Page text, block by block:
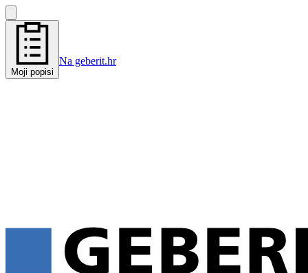
Moji popisi
Na geberit.hr